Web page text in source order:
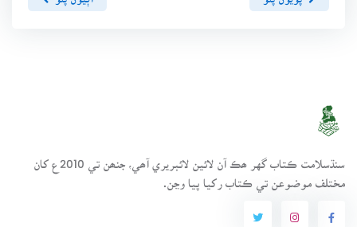
سنڌسلامت ڪتاب گهر ھڪ آن لائين لائبريري آھي، جنھن تي 2010ع کان
مختلف موضوعن تي ڪتاب رکيا پيا وڃن.